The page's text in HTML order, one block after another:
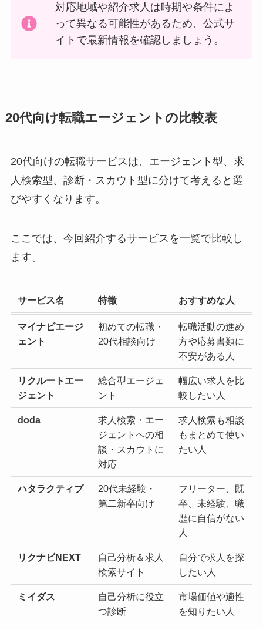
対応地域や紹介求人は時期や条件によ
って異なる可能性があるため、公式サ
イトで最新情報を確認しましょう。
20代向け転職エージェントの比較表
20代向けの転職サービスは、エージェント型、求
人検索型、診断・スカウト型に分けて考えると選
びやすくなります。
ここでは、今回紹介するサービスを一覧で比較し
ます。
サービス名 特徴 おすすめな人
マイナビエージ
ェント
初めての転職・
20代相談向け
転職活動の進め
方や応募書類に
不安がある人
リクルートエー
ジェント
総合型エージェ
ント
幅広い求人を比
較したい人
doda
求人検索・エー
ジェントへの相
談・スカウトに
対応
求人検索も相談
もまとめて使い
たい人
ハタラクティブ
20代未経験・
第二新卒向け
フリーター、既
卒、未経験、職
歴に自信がない
人
リクナビNEXT
自己分析＆求人
検索サイト
自分で求人を探
したい人
ミイダス
自己分析に役立
つ診断
市場価値や適性
を知りたい人